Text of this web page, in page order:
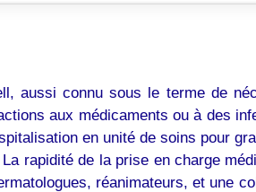
aussi connu sous le terme de
aux médicaments ou à des
en unité de soins pour
rapidité de la prise en charge
réanimateurs, et une